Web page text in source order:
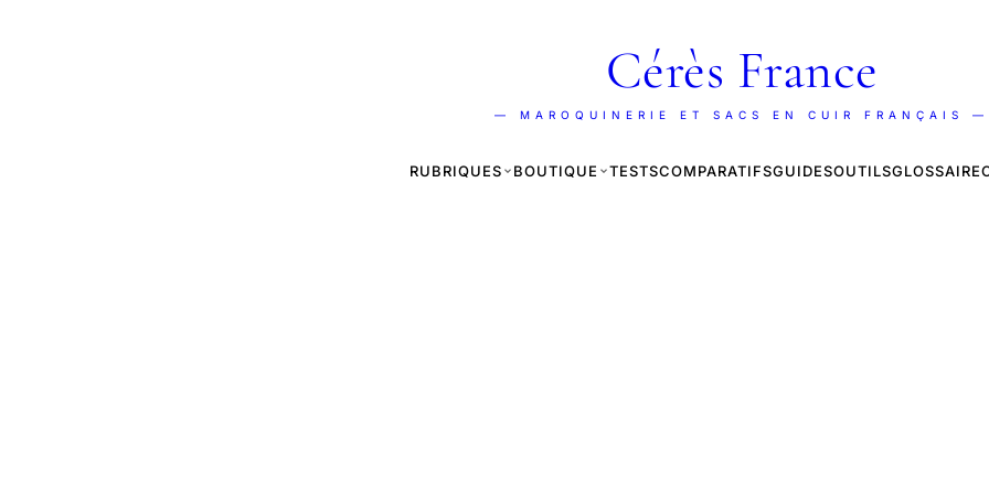
Cérès France
— MAROQUINERIE ET SACS EN CUIR FRANÇAIS —
RUBRIQUES BOUTIQUE TESTSCOMPARATIFSGUIDESOUTILSGLOSSAIRE